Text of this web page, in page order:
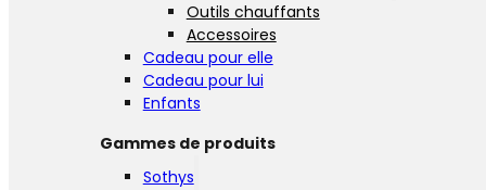
Outils chauffants
Accessoires
Cadeau pour elle
Cadeau pour lui
Enfants
Gammes de produits
Sothys